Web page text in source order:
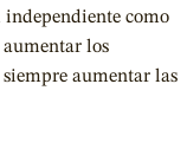
independiente como
los
siempre aumentar las